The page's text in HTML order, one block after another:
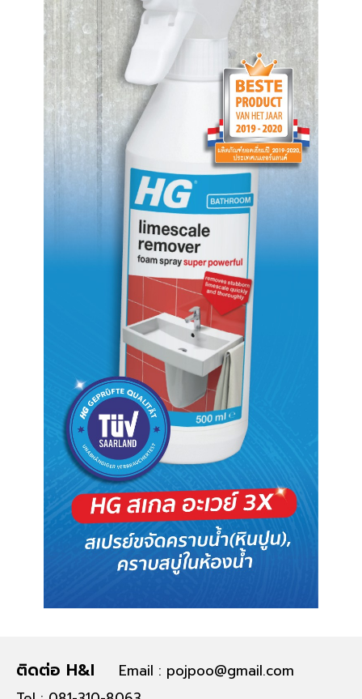
ติดต่อ H&I
Email : pojpoo@gmail.com